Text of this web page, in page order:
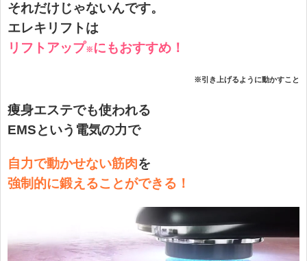
それだけじゃないんです。
エレキリフトは
リフトアップ※ にもおすすめ！
※引き上げるように動かすこと
痩身エステでも使われる
EMSという電気の力で
自力で動かせない筋肉を
強制的に鍛えることができる！